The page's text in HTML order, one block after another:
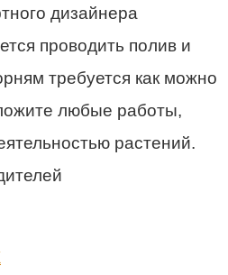
дизайнера
проводить полив и
требуется как можно
любые работы,
растений.